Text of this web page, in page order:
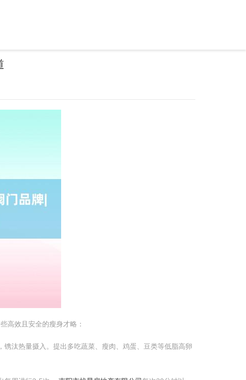
高效且安全的瘦身才略：
汰热量摄入。提出多吃蔬菜、瘦肉、鸡蛋、豆类等低脂高卵